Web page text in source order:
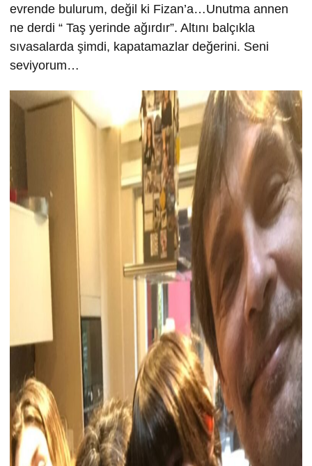
evrende bulurum, değil ki Fizan’a…Unutma annen
ne derdi “ Taş yerinde ağırdır”. Altını balçıkla
sıvasalarda şimdi, kapatamazlar değerini. Seni
seviyorum…